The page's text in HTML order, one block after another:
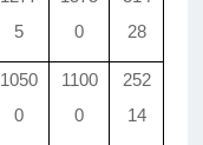
5
0
28
1050
0
1100
0
252
14